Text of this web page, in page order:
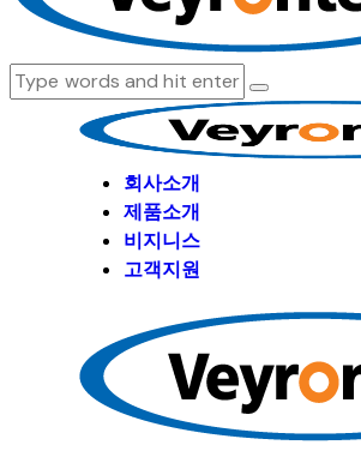
회사소개
제품소개
비지니스
고객지원